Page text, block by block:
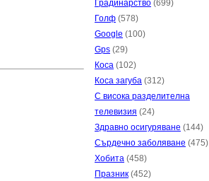
Градинарство (699)
Голф (578)
Google (100)
Gps (29)
Коса (102)
Коса загуба (312)
С висока разделителна
телевизия (24)
Здравно осигуряване (144)
Сърдечно заболяване (475)
Хобита (458)
Празник (452)